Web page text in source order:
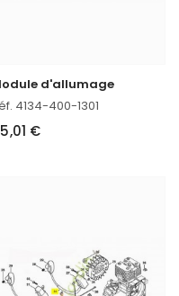
d'allumage
4134-400-1301
€